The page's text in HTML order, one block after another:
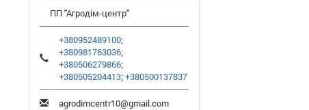
ПП "Агродім-центр"
+380952489100;
+380981763036;
+380506279866;
+380505204413;+380500137837
agrodimcentr10@gmail.com